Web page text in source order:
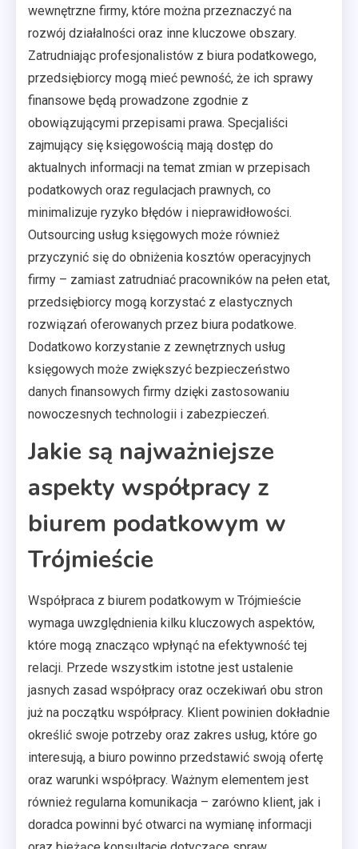
wewnętrzne firmy, które można przeznaczyć na
rozwój działalności oraz inne kluczowe obszary.
Zatrudniając profesjonalistów z biura podatkowego,
przedsiębiorcy mogą mieć pewność, że ich sprawy
finansowe będą prowadzone zgodnie z
obowiązującymi przepisami prawa. Specjaliści
zajmujący się księgowością mają dostęp do
aktualnych informacji na temat zmian w przepisach
podatkowych oraz regulacjach prawnych, co
minimalizuje ryzyko błędów i nieprawidłowości.
Outsourcing usług księgowych może również
przyczynić się do obniżenia kosztów operacyjnych
firmy – zamiast zatrudniać pracowników na pełen etat,
przedsiębiorcy mogą korzystać z elastycznych
rozwiązań oferowanych przez biura podatkowe.
Dodatkowo korzystanie z zewnętrznych usług
księgowych może zwiększyć bezpieczeństwo
danych finansowych firmy dzięki zastosowaniu
nowoczesnych technologii i zabezpieczeń.
Jakie są najważniejsze
aspekty współpracy z
biurem podatkowym w
Trójmieście
Współpraca z biurem podatkowym w Trójmieście
wymaga uwzględnienia kilku kluczowych aspektów,
które mogą znacząco wpłynąć na efektywność tej
relacji. Przede wszystkim istotne jest ustalenie
jasnych zasad współpracy oraz oczekiwań obu stron
już na początku współpracy. Klient powinien dokładnie
określić swoje potrzeby oraz zakres usług, które go
interesują, a biuro powinno przedstawić swoją ofertę
oraz warunki współpracy. Ważnym elementem jest
również regularna komunikacja – zarówno klient, jak i
doradca powinni być otwarci na wymianę informacji